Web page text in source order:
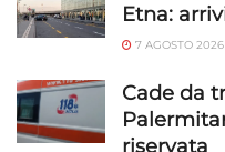
Abbinare e combinare dati
Identificare i dispositivi in
trasmesse
Etna:
7 AGOSTO 2026
Cade da
riservata